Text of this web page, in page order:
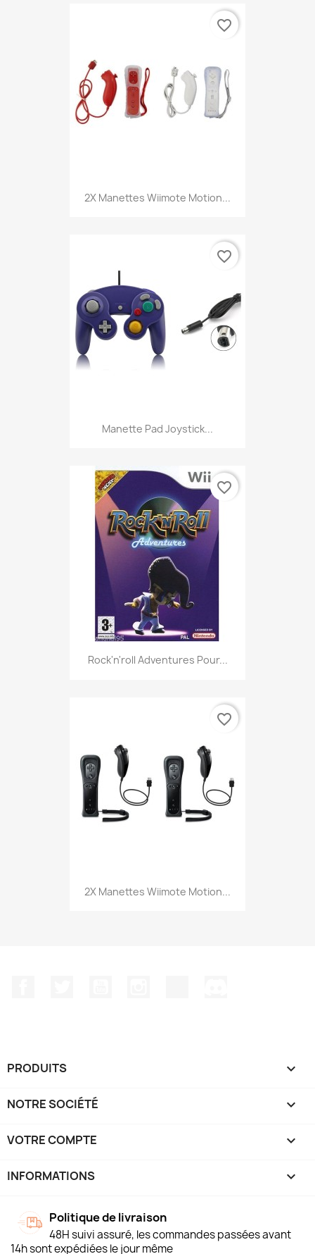
2X Manettes Wiimote Motion...
favorite_border
Manette Pad Joystick...
favorite_border
Rock'n'roll Adventures Pour...
favorite_border
2X Manettes Wiimote Motion...
favorite_border
PRODUITS 
NOTRE SOCIÉTÉ 
VOTRE COMPTE 
INFORMATIONS keyboard_arrow_down
Politique de livraison
48H suivi assuré, les commandes passées avant
14h sont expédiées le jour même